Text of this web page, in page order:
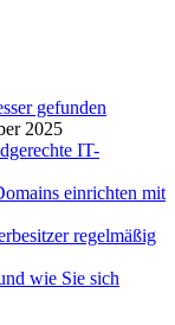
gefunden
2025
IT-
einrichten mit
regelmäßig
wie Sie sich